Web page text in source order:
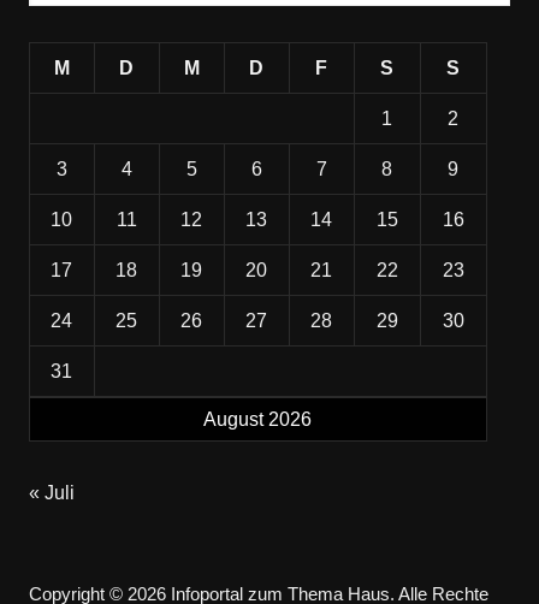
August 2026
M D M D F S S
1 2
3 4 5 6 7 8 9
10 11 12 13 14 15 16
17 18 19 20 21 22 23
24 25 26 27 28 29 30
31
« Juli
Copyright © 2026 Infoportal zum Thema Haus. Alle Rechte